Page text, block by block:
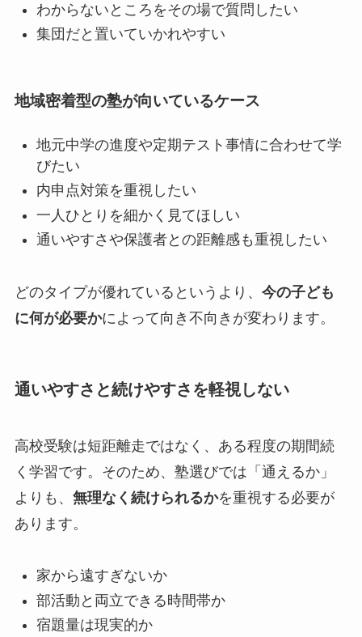
わからないところをその場で質問したい
集団だと置いていかれやすい
地域密着型の塾が向いているケース
地元中学の進度や定期テスト事情に合わせて学
びたい
内申点対策を重視したい
一人ひとりを細かく見てほしい
通いやすさや保護者との距離感も重視したい
どのタイプが優れているというより、 今の子ども
に何が必要かによって向き不向きが変わります。
通いやすさと続けやすさを軽視しない
高校受験は短距離走ではなく、ある程度の期間続
く学習です。そのため、塾選びでは「通えるか」
よりも、 無理なく続けられるかを重視する必要が
あります。
家から遠すぎないか
部活動と両立できる時間帯か
宿題量は現実的か